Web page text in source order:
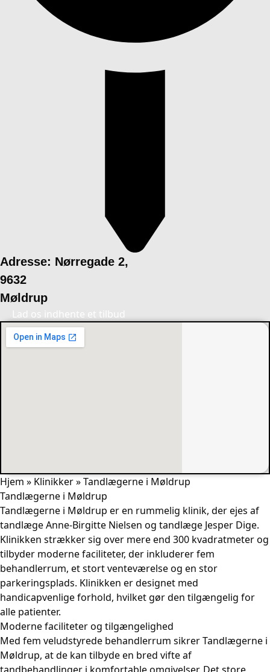
Adresse: Nørregade 2,
9632
Møldrup
Lad os indhente et tilbud
Hjem » Klinikker»Tandlægerne i Møldrup
Tandlægerne i Møldrup
Tandlægerne i Møldrup er en rummelig klinik, der ejes af
tandlæge Anne-Birgitte Nielsen og tandlæge Jesper Dige.
Klinikken strækker sig over mere end 300 kvadratmeter og
tilbyder moderne faciliteter, der inkluderer fem
behandlerrum, et stort venteværelse og en stor
parkeringsplads. Klinikken er designet med
handicapvenlige forhold, hvilket gør den tilgængelig for
alle patienter.
Moderne faciliteter og tilgængelighed
Med fem veludstyrede behandlerrum sikrer Tandlægerne i
Møldrup, at de kan tilbyde en bred vifte af